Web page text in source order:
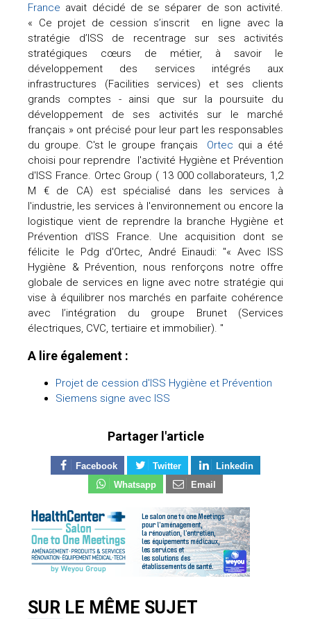
France avait décidé de se séparer de son activité.
« Ce projet de cession s’inscrit en ligne avec la
stratégie d’ISS de recentrage sur ses activités
stratégiques cœurs de métier, à savoir le
développement des services intégrés aux
infrastructures (Facilities services) et ses clients
grands comptes - ainsi que sur la poursuite du
développement de ses activités sur le marché
français » ont précisé pour leur part les responsables
du groupe. C'st le groupe français Ortec qui a été
choisi pour reprendre l'activité Hygiène et Prévention
d'ISS France. Ortec Group ( 13 000 collaborateurs, 1,2
M € de CA) est spécialisé dans les services à
l'industrie, les services à l'environnement ou encore la
logistique vient de reprendre la branche Hygiène et
Prévention d'ISS France. Une acquisition dont se
félicite le Pdg d'Ortec, André Einaudi: "« Avec ISS
Hygiène & Prévention, nous renforçons notre offre
globale de services en ligne avec notre stratégie qui
vise à équilibrer nos marchés en parfaite cohérence
avec l’intégration du groupe Brunet (Services
électriques, CVC, tertiaire et immobilier). "
A lire également :
Projet de cession d'ISS Hygiène et Prévention
Siemens signe avec ISS
Partager l'article
Facebook Twitter
Linkedin
Whatsapp
Email
SUR LE MÊME SUJET